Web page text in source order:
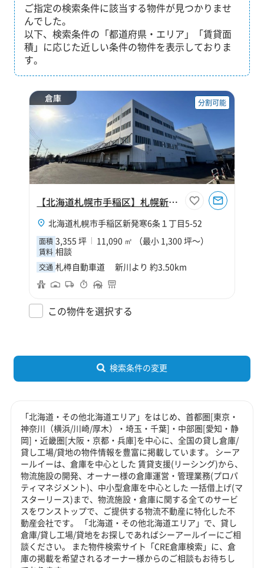
ご指定の検索条件に該当する物件が見つかりませ
んでした。
以下、検索条件の「都道府県・エリア」「賃貸面
積」に応じた近しい条件の物件を表示しておりま
す。
倉庫 分割可能
【北海道札幌市手稲区】札幌新発寒物流センター
北海道札幌市手稲区新発寒6条１丁目5-52
面積 3,355 坪 11,090 ㎡ （最小 1,300 坪～）
賃料 相談
交通 札樽自動車道 新川より 約3.50km
この物件を選択する
検索条件の変更
「北海道・その他北海道エリア」をはじめ、首都圏[東京・
神奈川（横浜/川崎/厚木）・埼玉・千葉]・中部圏[愛知・静
岡]・近畿圏[大阪・京都・兵庫]を中心に、全国の貸し倉庫/
貸し工場/貸地の物件情報を豊富に掲載しています。 シーア
ールイーは、倉庫を中心とした 賃貸支援(リーシング)から、
物流施設の開発、オーナー様の倉庫運営・管理業務(プロパ
ティマネジメント)、中小型倉庫を中心とした 一括借上げ(マ
スターリース)まで、物流施設・倉庫に関する全てのサービ
スをワンストップで、ご提供する物流不動産に特化した不
動産会社です。 「北海道・その他北海道エリア」で、貸し
倉庫/貸し工場/貸地をお探しであればシーアールイーにご相
談ください。 また物件検索サイト「CRE倉庫検索」に、倉
庫の掲載を希望されるオーナー様からのご相談もお待ちし